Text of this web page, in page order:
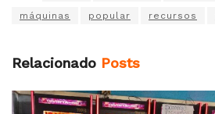
máquinas popular recursos
Relacionado Posts